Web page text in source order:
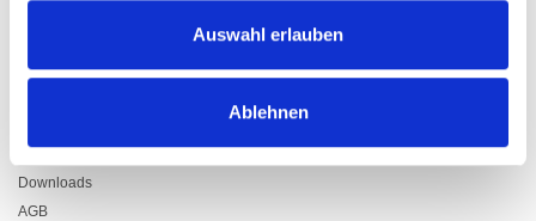
Auswahl erlauben
Ablehnen
Zürcherstrasse 37
LINKS
Downloads
AGB